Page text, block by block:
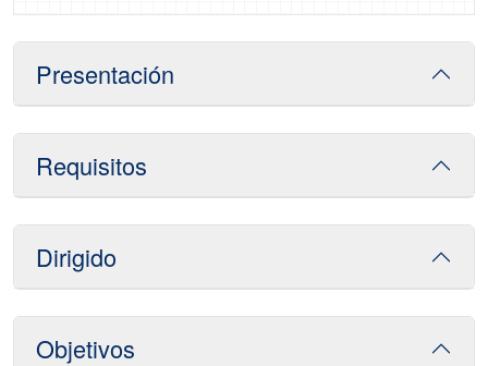
Presentación
Requisitos
Dirigido
Objetivos